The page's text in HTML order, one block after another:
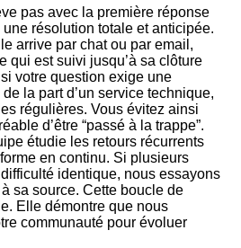
pas avec la première réponse
résolution totale et anticipée.
arrive par chat ou par email,
qui est suivi jusqu’à sa clôture
votre question exige une
la part d’un service technique,
régulières. Vous évitez ainsi
d’être “passé à la trappe”.
étudie les retours récurrents
en continu. Si plusieurs
identique, nous essayons
sa source. Cette boucle de
Elle démontre que nous
communauté pour évoluer